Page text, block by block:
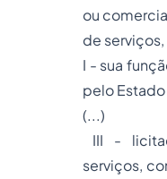
ou
de
I - sua
pelo
(...)
III -
serviços,